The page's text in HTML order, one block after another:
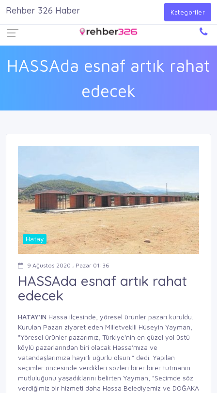
Giriş Yap
HASSAda esnaf artık rahat
edecek
Rehber 326 Haber Kategoriler
Hatay
9 Ağustos 2020 , Pazar 01:36
HASSAda esnaf artık rahat
edecek
HATAY'IN Hassa ilçesinde, yöresel ürünler pazarı kuruldu.
Kurulan Pazarı ziyaret eden Milletvekili Hüseyin Yayman,
"Yöresel ürünler pazarımız, Türkiye'nin en güzel yol üstü
köylü pazarlarından biri olacak Hassa'mıza ve
vatandaşlarımıza hayırlı uğurlu olsun." dedi. Yapılan
seçimler öncesinde verdikleri sözleri birer birer tutmanın
mutluluğunu yaşadıklarını belirten Yayman, "Seçimde söz
verdiğimiz bir hizmeti daha Hassa Belediyemiz ve DOĞAKA